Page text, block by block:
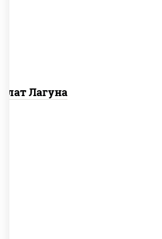
Салат Лагуна